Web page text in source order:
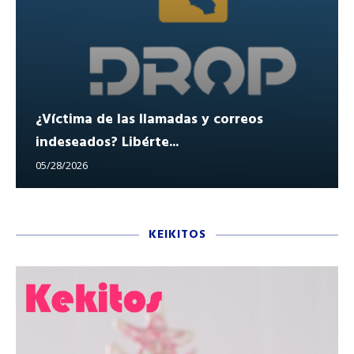
¿Víctima de las llamadas y correos
indeseados? Libérte...
05/28/2026
KEIKITOS